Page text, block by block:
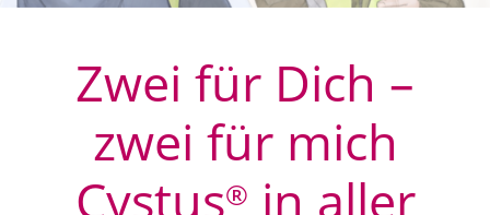
Zwei für Dich –
zwei für mich
Cystus® in aller